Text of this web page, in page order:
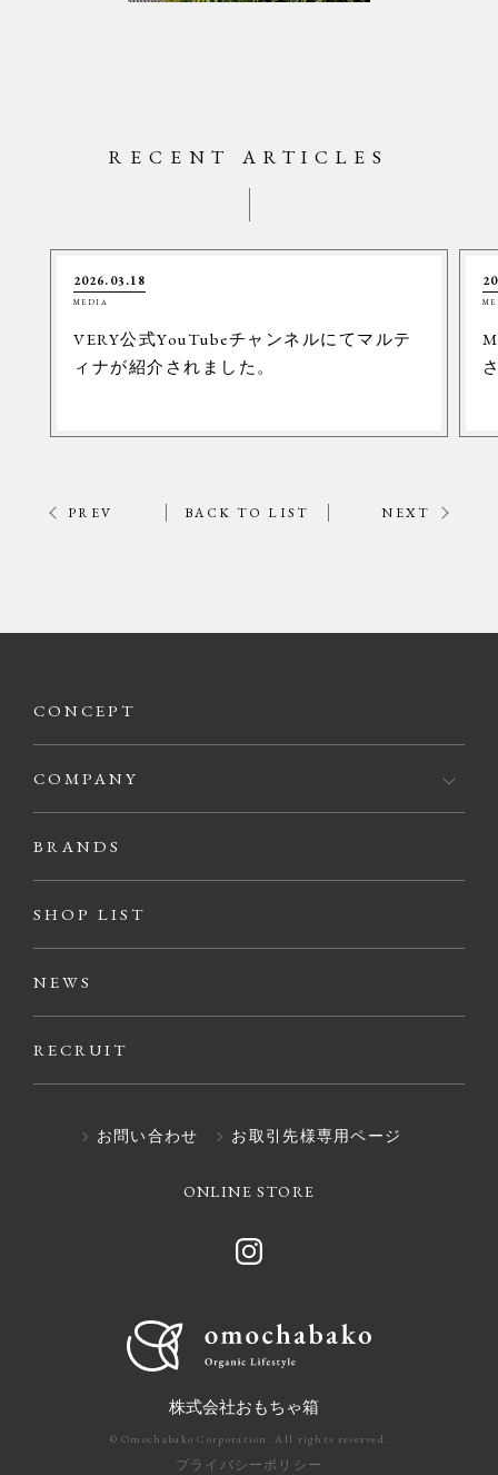
RECENT ARTICLES
2026.03.18
MEDIA
VERY公式YouTubeチャンネルにてマルテ
ィナが紹介されました。
PREV BACK TO LIST NEXT
CONCEPT
COMPANY
BRANDS
SHOP LIST
NEWS
RECRUIT
お問い合わせ お取引先様専用ページ
ONLINE STORE
株式会社おもちゃ箱
© Omochabako Corporation. All rights reserved.
プライバシーポリシー